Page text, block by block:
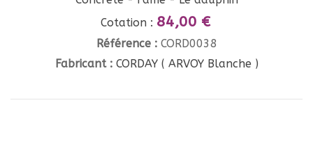
Cotation : 84,00 €
Référence : CORD0038
Fabricant : CORDAY ( ARVOY Blanche )